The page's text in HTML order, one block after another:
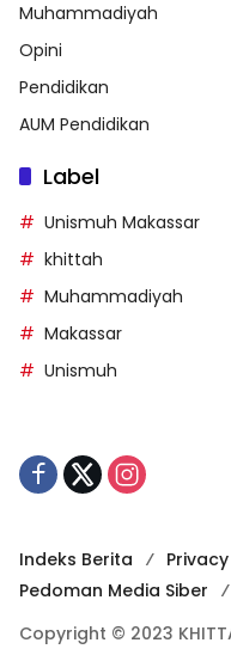
Muhammadiyah
Opini
Pendidikan
AUM Pendidikan
Label
Unismuh Makassar
khittah
Muhammadiyah
Makassar
Unismuh
Indeks Berita
Pedoman Media Siber
Copyright © 2023